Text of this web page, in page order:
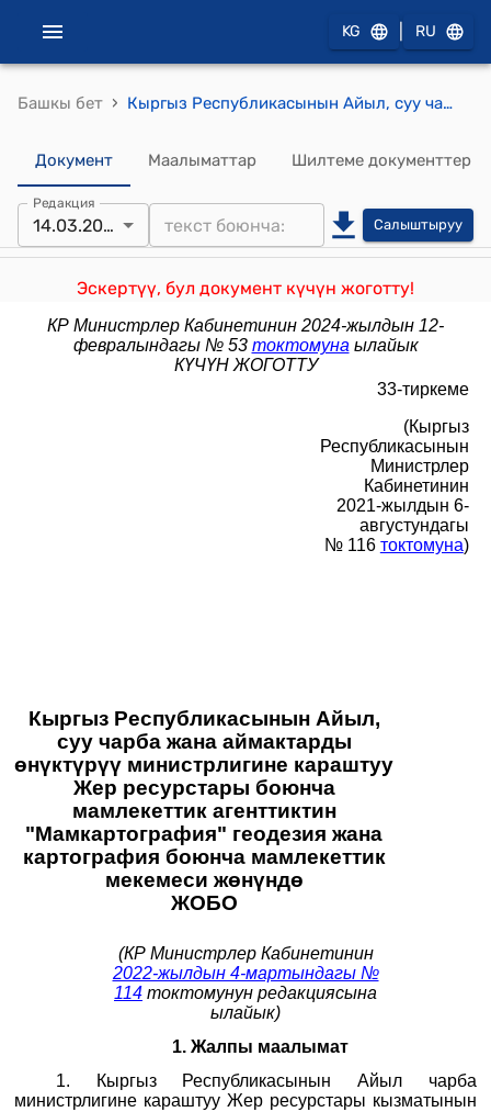
KG RU
Башкы бет › Кыргыз Республикасынын Айыл, суу чарба жана аймактарды өнүктүрүү министрлигине караштуу Жер ресурстары боюнча мамлекеттик агенттиктин "Мамкартография" геодезия жана картография боюнча мамлекеттик мекемеси жөнүндө ЖОБО (Кыргыз Республикасынын Министрлер Кабинетинин 2021-жылдын 6-августундагы N 116 токтому менен бекитилген)
Документ Маалыматтар Шилтеме документтер
Редакция
14.03.2024 Салыштыруу
Эскертүү, бул документ күчүн жоготту!